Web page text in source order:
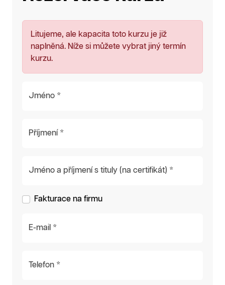
Litujeme, ale kapacita toto kurzu je již
naplněná. Níže si můžete vybrat jiný termín
kurzu.
Jméno *
Příjmení *
Jméno a příjmení s tituly (na certifikát) *
Fakturace na firmu
E-mail *
Telefon *